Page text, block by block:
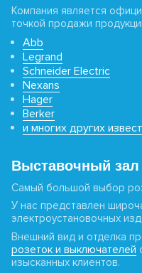
Компания является
точкой продажи
Abb
Legrand
Schneider Electric
Nexans
Hager
Berker
и многих других
Выставочный зал
Самый большой выбор
У нас представлен
электроустановочных
Внешний вид и отделка
розеток и выключателей
изысканных клиентов.